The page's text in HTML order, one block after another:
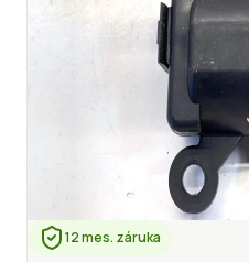
12 mes. záruka